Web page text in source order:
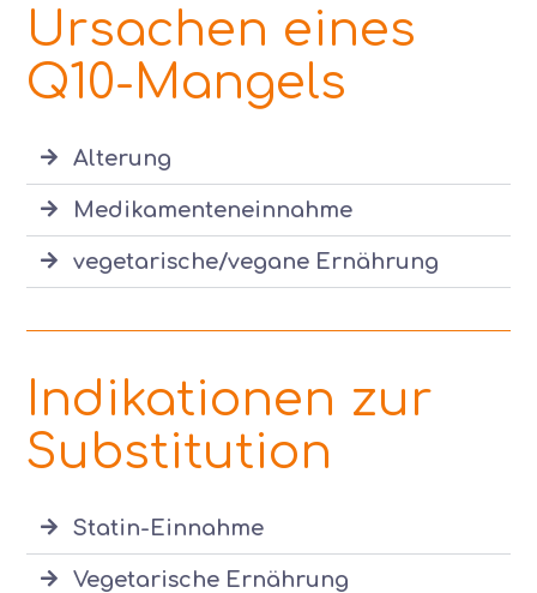
Ursachen eines
Q10-Mangels
Alterung
Medikamenteneinnahme
vegetarische/vegane Ernährung
Indikationen zur
Substitution
Statin-Einnahme
Vegetarische Ernährung